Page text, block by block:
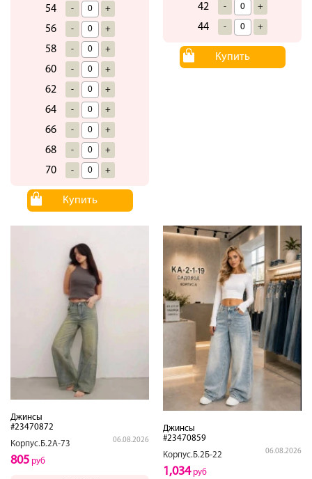
54 - +
56 - +
58 - +
60 - +
62 - +
64 - +
66 - +
68 - +
70 - +
Купить
42 - +
44 - +
Купить
Джинсы
#23470872
Корпус.Б.2А-73
06.08.2026
805 руб
Джинсы
#23470859
Корпус.Б.2Б-22
06.08.2026
1,034руб